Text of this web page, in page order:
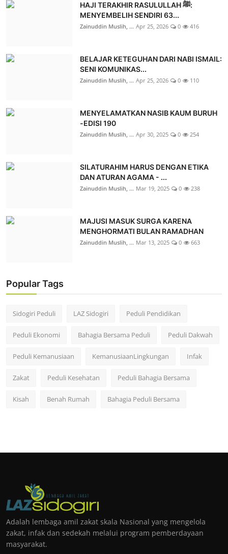
HAJI TERAKHIR RASULULLAH ﷺ:
MENYEMBELIH SENDIRI 63...
Zainuddin Muslih, ... Apr 25, 2026 0 416
BELAJAR KETEGUHAN DARI NABI ISMAIL:
SENI KOMUNIKAS...
Zainuddin Muslih, ... Apr 25, 2026 0 110
MENYELAMATKAN NASIB KAUM BURUH
-EDISI 190
Zainuddin Muslih, ... Apr 30, 2025 0 254
SILATURAHIM HARUS DENGAN ETIKA
DAN ATURAN AGAMA - ...
Zainuddin Muslih, ... Mar 19, 2025 0 238
MAJUSI MASUK SURGA KARENA
MENGHORMATI BULAN RAMADHAN
Zainuddin Muslih, ... Mar 13, 2025 0 663
Popular Tags
Sidogiri Peduli LAZ Sidogiri Peduli Pendidikan
Peduli Ekonomi Bahagia Bersama Peduli Peduli Dakwah
Peduli Kemanusiaan KemanusiaanLingkungan Infak
Zakat Peduli Kesehatan Peduli Bahagia Bersama
Kisah Benah Rumah Bahagia Peduli Bersama
Adalah lembaga amil zakat skala Nasional yang mengelola
zakat, infak dan sedekah melalui program pemberdayaan
masyarakat.